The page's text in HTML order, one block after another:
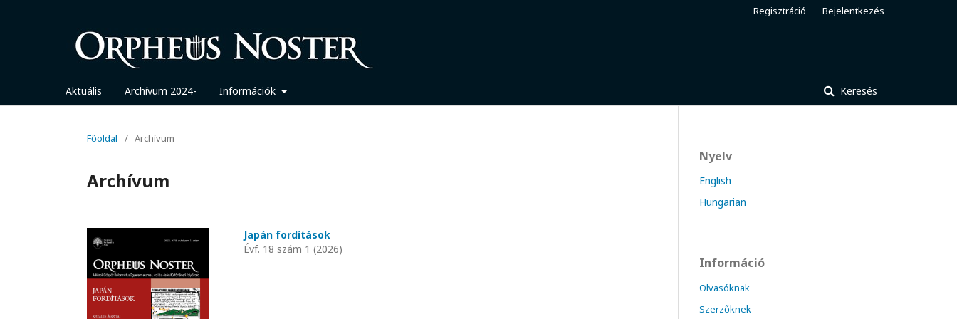
Aktuális Archívum 2024- Információk Keresés
Regisztráció Bejelentkezés
Főoldal / Archívum
Archívum
Japán fordítások
Évf. 18 szám 1 (2026)
Nyelv
English
Hungarian
Információ
Olvasóknak
Szerzőknek